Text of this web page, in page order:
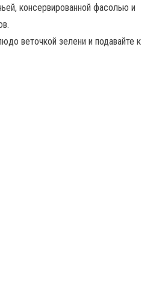
консервированной фасолью и
веточкой зелени и подавайте к